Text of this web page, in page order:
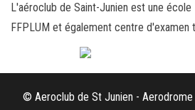
L'aéroclub de Saint-Junien est une école
FFPLUM et également centre d'examen
© Aeroclub de St Junien -